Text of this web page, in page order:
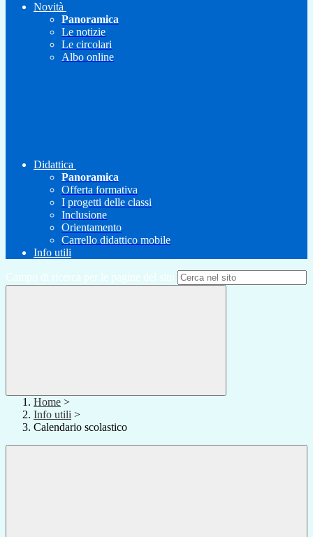
Novità
Panoramica
Le notizie
Le circolari
Albo online
Didattica
Panoramica
Offerta formativa
I progetti delle classi
Inclusione
Orientamento
Carrello didattico mobile
Info utili
Campo di ricerca per le pagine del sito
Home >
Info utili >
Calendario scolastico